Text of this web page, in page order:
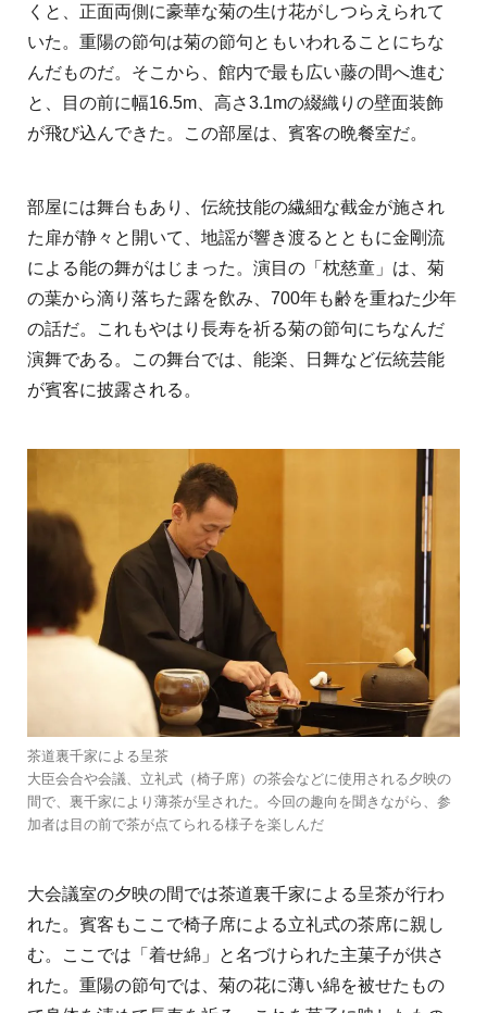
くと、正面両側に豪華な菊の生け花がしつらえられて
いた。重陽の節句は菊の節句ともいわれることにちな
んだものだ。そこから、館内で最も広い藤の間へ進む
と、目の前に幅16.5m、高さ3.1mの綴織りの壁面装飾
が飛び込んできた。この部屋は、賓客の晩餐室だ。
部屋には舞台もあり、伝統技能の繊細な截金が施され
た扉が静々と開いて、地謡が響き渡るとともに金剛流
による能の舞がはじまった。演目の「枕慈童」は、菊
の葉から滴り落ちた露を飲み、700年も齢を重ねた少年
の話だ。これもやはり長寿を祈る菊の節句にちなんだ
演舞である。この舞台では、能楽、日舞など伝統芸能
が賓客に披露される。
茶道裏千家による呈茶
大臣会合や会議、立礼式（椅子席）の茶会などに使用される夕映の
間で、裏千家により薄茶が呈された。今回の趣向を聞きながら、参
加者は目の前で茶が点てられる様子を楽しんだ
大会議室の夕映の間では茶道裏千家による呈茶が行わ
れた。賓客もここで椅子席による立礼式の茶席に親し
む。ここでは「着せ綿」と名づけられた主菓子が供さ
れた。重陽の節句では、菊の花に薄い綿を被せたもの